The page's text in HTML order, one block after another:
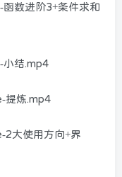
数进阶3+条件求和
小结.mp4
提炼.mp4
2大使用方向+界